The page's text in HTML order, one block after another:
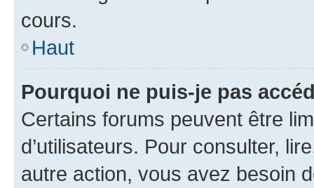
cours.
Haut
Pourquoi ne puis-je pas
Certains forums peuvent être
d’utilisateurs. Pour consulter,
autre action, vous avez besoin